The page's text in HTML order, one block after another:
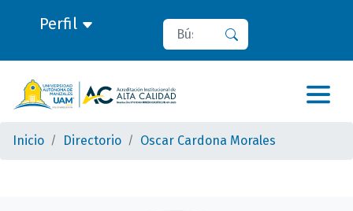
Perfil Buscar
Inicio Directorio Oscar Cardona Morales